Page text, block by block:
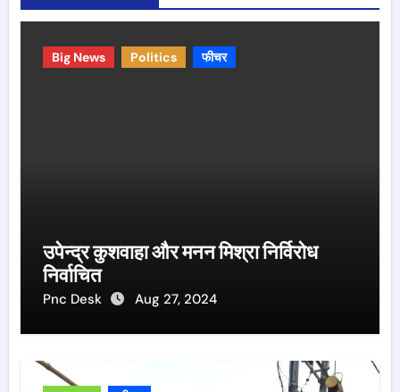
Big News Politics फीचर
उपेन्द्र कुशवाहा और मनन मिश्रा निर्विरोध
निर्वाचित
Pnc Desk Aug 27, 2024